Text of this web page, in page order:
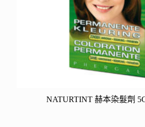
NATURTINT 赫本染髮劑